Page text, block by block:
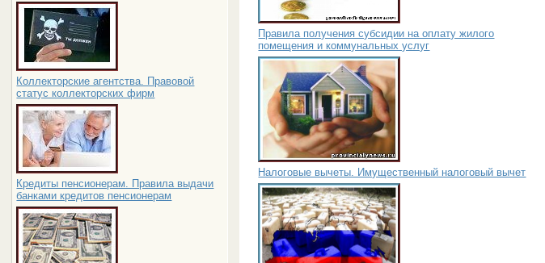
Коллекторские агентства. Правовой
статус коллекторских фирм
Кредиты пенсионерам. Правила выдачи
банками кредитов пенсионерам
Правила получения субсидии на оплату жилого
помещения и коммунальных услуг
Налоговые вычеты. Имущественный налоговый вычет